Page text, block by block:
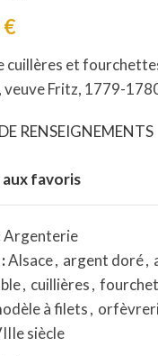
€
cuillères et
veuve Fritz, 1779-
RENSEIGNEMENTS
favoris
Argenterie
Alsace, argent doré,
, cuillières,
à filets,
siècle